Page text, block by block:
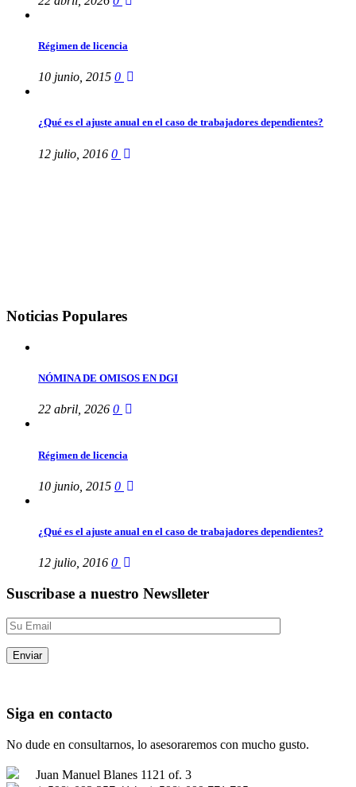
Régimen de licencia
10 junio, 2015 0
¿Qué es el ajuste anual en el caso de trabajadores dependientes?
12 julio, 2016 0
Noticias Populares
NÓMINA DE OMISOS EN DGI
22 abril, 2026 0
Régimen de licencia
10 junio, 2015 0
¿Qué es el ajuste anual en el caso de trabajadores dependientes?
12 julio, 2016 0
Suscribase a nuestro Newslleter
Siga en contacto
No dude en consultarnos, lo asesoraremos con mucho gusto.
Juan Manuel Blanes 1121 of. 3